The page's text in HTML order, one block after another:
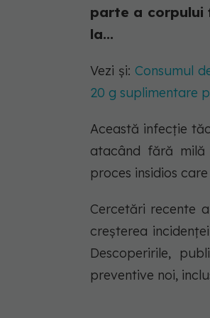
parte a corpului
la...
Vezi și: Consumul
20 g suplimentare
Această infecție
atacând fără
proces insidios
Cercetări recente
creșterea
Descoperirile,
preventive noi,